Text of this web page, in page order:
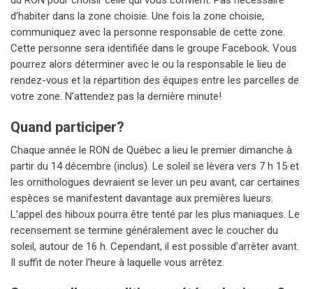
d’habiter dans la zone choisie. Une fois la zone choisie,
communiquez avec la personne responsable de cette zone.
Cette personne sera identifiée dans le groupe Facebook. Vous
pourrez alors déterminer avec le ou la responsable le lieu de
rendez-vous et la répartition des équipes entre les parcelles de
votre zone. N’attendez pas la dernière minute!
Quand participer?
Chaque année le RON de Québec a lieu le premier dimanche à
partir du 14 décembre (inclus). Le soleil se lèvera vers 7 h 15 et
les ornithologues devraient se lever un peu avant, car certaines
espèces se manifestent davantage aux premières lueurs.
L’appel des hiboux pourra être tenté par les plus maniaques. Le
recensement se termine généralement avec le coucher du
soleil, autour de 16 h. Cependant, il est possible d’arrêter avant.
Il suffit de noter l’heure à laquelle vous arrêtez.